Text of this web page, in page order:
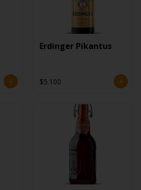
Erdinger Pikantus
$5.100